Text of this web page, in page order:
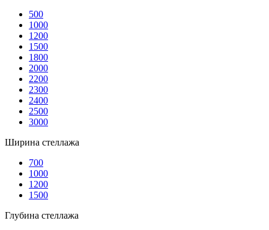
500
1000
1200
1500
1800
2000
2200
2300
2400
2500
3000
Ширина стеллажа
700
1000
1200
1500
Глубина стеллажа